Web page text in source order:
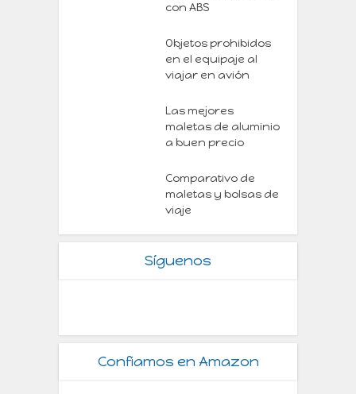
con ABS
Objetos prohibidos
en el equipaje al
viajar en avión
Las mejores
maletas de aluminio
a buen precio
Comparativo de
maletas y bolsas de
viaje
Síguenos
Confiamos en Amazon